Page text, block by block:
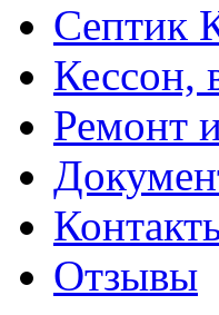
Септик
Кессон,
Ремонт
Отзывы